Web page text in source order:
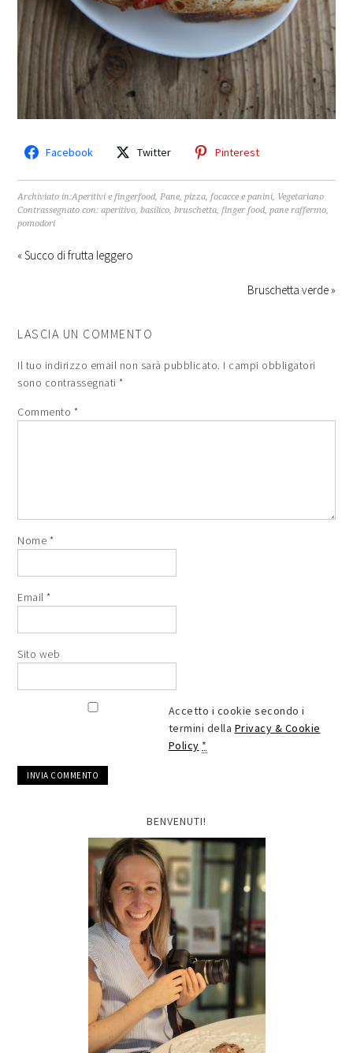
Facebook Twitter Pinterest
Archiviato in:Aperitivi e fingerfood,Pane, pizza, focacce e panini, Vegetariano
Contrassegnato con:aperitivo,basilico,bruschetta,finger food,pane raffermo,
pomodori
« Succo di frutta leggero
Bruschetta verde »
LASCIA UN COMMENTO
Il tuo indirizzo email non sarà pubblicato. I campi obbligatori
sono contrassegnati*
Commento *
Nome *
Email*
Sito web
Accetto i cookie secondo i
termini della Privacy & Cookie
Policy *
BENVENUTI!